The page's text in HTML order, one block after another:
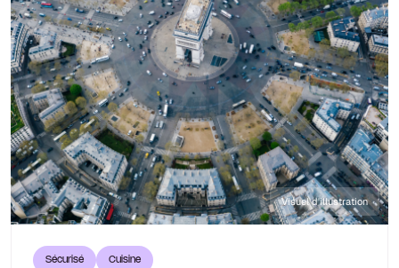
Visuel d'illustration
Sécurisé Cuisine